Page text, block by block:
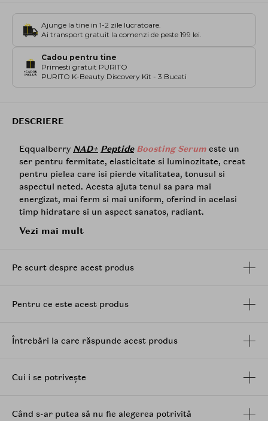
Ajunge la tine in 1-2 zile lucratoare.
Ai transport gratuit la comenzi de peste 199 lei.
Cadou pentru tine
Primesti gratuit PURITO
PURITO K-Beauty Discovery Kit - 3 Bucati
DESCRIERE
Eqqualberry NAD+ PeptideBoosting Serum este un
ser pentru fermitate, elasticitate si luminozitate, creat
pentru pielea care isi pierde vitalitatea, tonusul si
aspectul neted. Acesta ajuta tenul sa para mai
energizat, mai ferm si mai uniform, oferind in acelasi
timp hidratare si un aspect sanatos, radiant.
Formula are la baza
a pielii. Alaturi de un complex de 14
aspectului revitalizat al tenului.
mentinerea hidratarii si la intarirea barierei cutanate,
aspectului tern.
rapida, fara senzatie grea sau lipicioasa.
Vezi mai mult
Pe scurt despre acest produs
Pentru ce este acest produs
Întrebări la care răspunde acest produs
Cui i se potrivește
Când s-ar putea să nu fie alegerea potrivită